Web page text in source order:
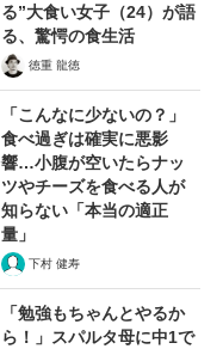
る”大食い女子（24）が語
る、驚愕の食生活
徳重 龍徳
「こんなに少ないの？」
食べ過ぎは確実に悪影
響…小腹が空いたらナッ
ツやチーズを食べる人が
知らない「本当の適正
量」
下村 健寿
「勉強もちゃんとやるか
ら！」スパルタ母に中1で